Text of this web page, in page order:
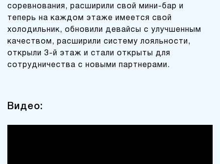
соревнования, расширили свой мини-бар и
теперь на каждом этаже имеется свой
холодильник, обновили девайсы с улучшенным
качеством, расширили систему лояльности,
открыли 3-й этаж и стали открыты для
сотрудничества с новыми партнерами.
Видео: